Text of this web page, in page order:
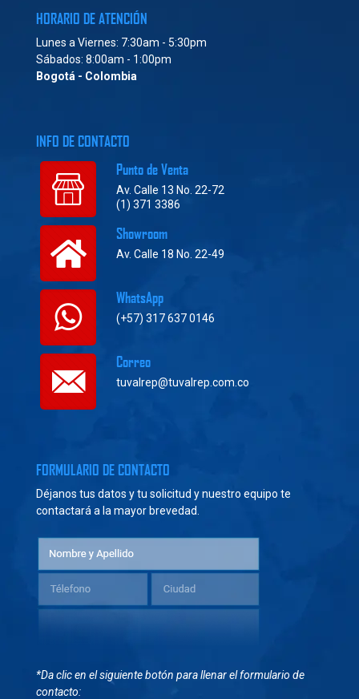
HORARIO DE ATENCIÓN
Lunes a Viernes: 7:30am - 5:30pm
Sábados: 8:00am - 1:00pm
Bogotá - Colombia
INFO DE CONTACTO
Punto de Venta
Av. Calle 13 No. 22-72
(1) 371 3386
Showroom
Av. Calle 18 No. 22-49
WhatsApp
(+57) 317 637 0146
Correo
tuvalrep@tuvalrep.com.co
FORMULARIO DE CONTACTO
Déjanos tus datos y tu solicitud y nuestro equipo te
contactará a la mayor brevedad.
*Da clic en el siguiente botón para llenar el formulario de
contacto: